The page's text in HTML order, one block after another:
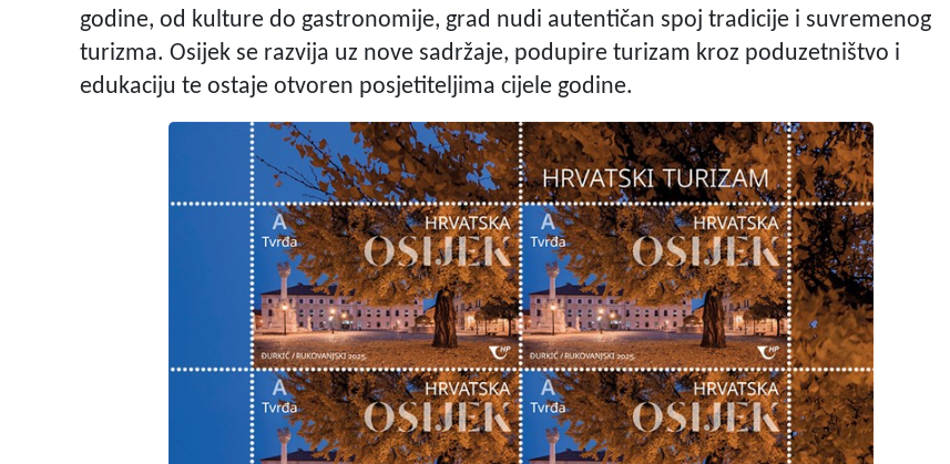
godine, od kulture do gastronomije, grad nudi autentičan spoj tradicije i suvremenog
turizma. Osijek se razvija uz nove sadržaje, podupire turizam kroz poduzetništvo i
edukaciju te ostaje otvoren posjetiteljima cijele godine.